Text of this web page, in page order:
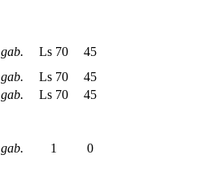
gab. Ls 70
45
gab. Ls 70
45
gab. Ls 70
45
gab. 1
0